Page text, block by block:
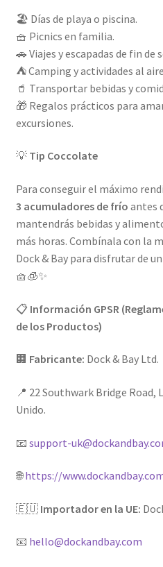
🏖️ Días de playa o piscina.
🧺 Picnics en familia.
🚗 Viajes y escapadas de fin de
⛺ Camping y actividades al
🥤 Transportar bebidas y
🎁 Regalos prácticos para
excursiones.
💡 Tip Coccolate
Para conseguir el máximo
3 acumuladores de frío antes
mantendrás bebidas y
más horas. Combínala con la
Dock & Bay para disfrutar de
🧺🧊✨
📋 Información GPSR
de los Productos)
🏢 Fabricante: Dock & Bay Ltd.
📍 22 Southwark Bridge Road,
Unido.
📧 support-
🌐https://
🇪🇺 Importador en la UE:
📧 hello@dockandbay.com